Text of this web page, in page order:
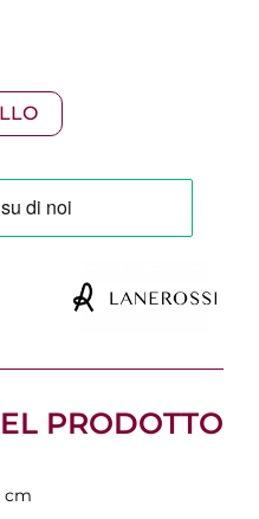
è:
PRODOTTO
cm